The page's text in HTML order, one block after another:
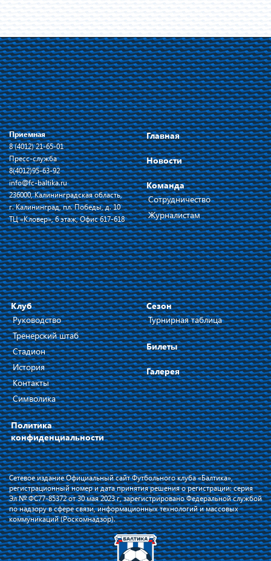
Приемная
8 (4012) 21-65-01
Пресс-служба
8(4012)95-63-92
info@fc-baltika.ru
236000, Калининградская область,
г. Калининград, пл. Победы, д. 10
ТЦ «Кловер», 6 этаж, Офис 617-618
Главная
Новости
Команда
Сотрудничество
Журналистам
Клуб
Руководство
Тренерский штаб
Стадион
История
Контакты
Символика
Политика
конфиденциальности
Сезон
Турнирная таблица
Билеты
Галерея
Сетевое издание Официальный сайт Футбольного клуба «Балтика»,
регистрационный номер и дата принятия решения о регистрации: серия
Эл № ФС77-85372 от 30 мая 2023 г, зарегистрировано Федеральной службой
по надзору в сфере связи, информационных технологий и массовых
коммуникаций (Роскомнадзор).